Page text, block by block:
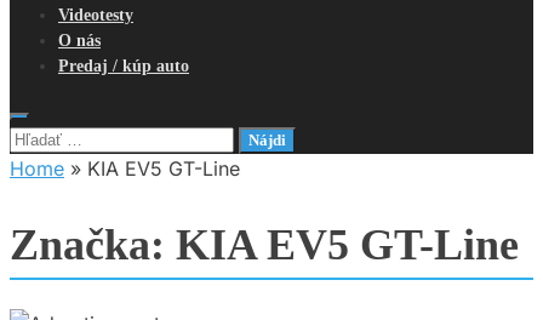
Videotesty
O nás
Predaj / kúp auto
Hľadať:
Home » KIA EV5 GT-Line
Značka: KIA EV5 GT-Line